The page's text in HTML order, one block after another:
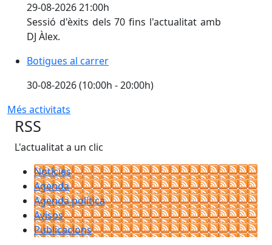
29-08-2026 21:00h
Sessió d'èxits dels 70 fins l'actualitat amb
DJ Àlex.
Botigues al carrer
30-08-2026 (10:00h - 20:00h)
Més activitats
RSS
L'actualitat a un clic
Notícies
Agenda
Agenda política
Avisos
Publicacions